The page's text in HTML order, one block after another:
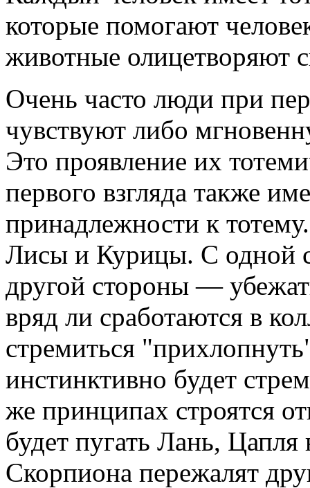
которые помогают
животные олицетворяют
Очень часто люди при
чувствуют либо
Это проявление их
первого взгляда также
принадлежности к
Лисы и Курицы. С одной
другой стороны —
вряд ли сработаются в
стремиться
инстинктивно будет
же принципах строятся
будет пугать Лань,
Скорпиона пережалят